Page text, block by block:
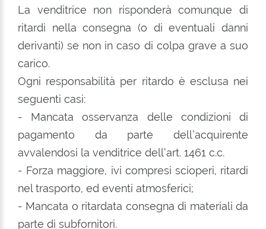
La venditrice non risponderà comunque di
ritardi nella consegna (o di eventuali danni
derivanti) se non in caso di colpa grave a suo
carico.
Ogni responsabilità per ritardo è esclusa nei
seguenti casi:
- Mancata osservanza delle condizioni di
pagamento da parte dell’acquirente
avvalendosi la venditrice dell’art. 1461 c.c.
- Forza maggiore, ivi compresi scioperi, ritardi
nel trasporto, ed eventi atmosferici;
- Mancata o ritardata consegna di materiali da
parte di subfornitori.